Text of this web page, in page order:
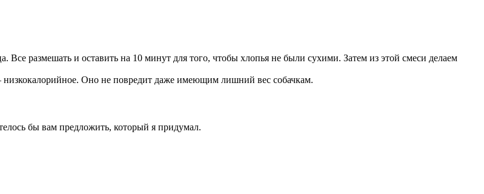
Все размешать и оставить на 10 минут для того, чтобы хлопья не были сухими. Затем из этой смеси делаем
Оно не повредит даже имеющим лишний вес собачкам.
бы вам предложить, который я придумал.